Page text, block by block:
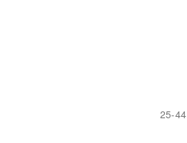
25-44